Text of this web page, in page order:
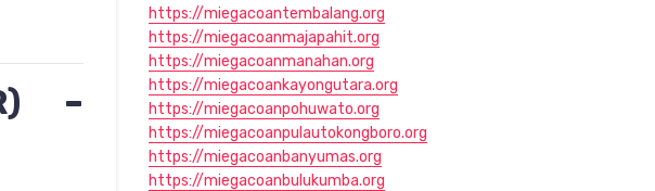
–
https://miegacoantembalang.org
https://miegacoanmajapahit.org
https://miegacoanmanahan.org
https://miegacoankayongutara.org
https://miegacoanpohuwato.org
https://miegacoanpulautokongboro.org
https://miegacoanbanyumas.org
https://miegacoanbulukumba.org